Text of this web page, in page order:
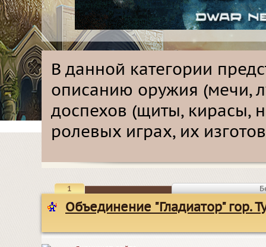
В данной категории
описанию оружия (мечи,
доспехов (щиты, кирасы,
ролевых играх, их
1
Объединение "Гладиатор" гор.